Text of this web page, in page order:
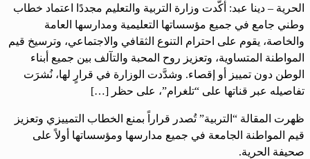
الحرية – دينا عبد: أكَّدت وزارة التربية والتعليم مجددًا اعتماد خطاب
وطني جامع في جميع مؤسساتها التعليمية ومدارسها العامة
والخاصة، يقوم على احترام التنوع الثقافي والاجتماعي، وترسيخ قيم
المواطنة المتساوية، وتعزيز روح المحبة والتآلف بين جميع أبناء
الوطن دون تمييز أو إقصاء. وشدَّدت الوزارة في قرارٍ لها، نُشرَت
تفاصيله عبر قناتها على “تلغرام”، على حظر […]
ظهرت المقالة “التربية” تُصدر قراراً بمنع الخطاب التمييزي وتعزيز
قيم المواطنة الجامعة في جميع مدارسها ومؤسساتها أولاً على
صحيفة الحرية.